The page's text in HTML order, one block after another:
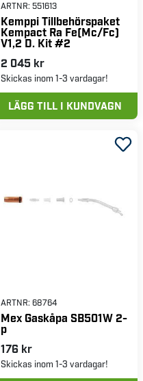
ARTNR: 551613
Kemppi Tillbehörspaket
Kempact Ra Fe(Mc/Fc)
V1,2 D. Kit #2
2 045 kr
Skickas inom 1-3 vardagar!
LÄGG TILL I KUNDVAGN
ARTNR: 68764
Mex Gaskåpa SB501W 2-
p
176 kr
Skickas inom 1-3 vardagar!